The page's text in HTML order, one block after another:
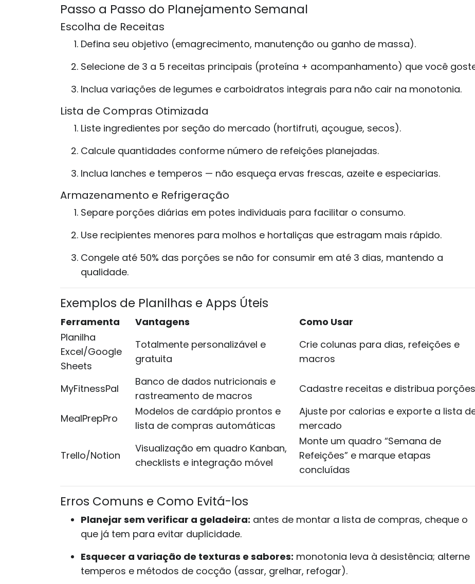
Passo a Passo do Planejamento Semanal
Escolha de Receitas
Defina seu objetivo (emagrecimento, manutenção ou ganho de massa).
Selecione de 3 a 5 receitas principais (proteína + acompanhamento) que você
Inclua variações de legumes e carboidratos integrais para não cair na monotonia.
Lista de Compras Otimizada
Liste ingredientes por seção do mercado (hortifruti, açougue, secos).
Calcule quantidades conforme número de refeições planejadas.
Inclua lanches e temperos — não esqueça ervas frescas, azeite e especiarias.
Armazenamento e Refrigeração
Separe porções diárias em potes individuais para facilitar o consumo.
Use recipientes menores para molhos e hortaliças que estragam mais rápido.
Congele até 50% das porções se não for consumir em até 3 dias, mantendo a
qualidade.
Exemplos de Planilhas e Apps Úteis
Ferramenta Vantagens
Como Usar
Planilha
Excel/Google
Sheets
Totalmente personalizável e
gratuita
Crie colunas para dias, refeições e
macros
MyFitnessPal
Banco de dados nutricionais e
rastreamento de macros
Cadastre receitas e distribua porções
MealPrepPro
Modelos de cardápio prontos e
lista de compras automáticas
Ajuste por calorias e exporte a lista
mercado
Trello/Notion
Visualização em quadro Kanban,
checklists e integração móvel
Monte um quadro “Semana de
Refeições” e marque etapas
concluídas
Erros Comuns e Como Evitá-los
Planejar sem verificar a geladeira: antes de montar a lista de compras, cheque o
que já tem para evitar duplicidade.
Esquecer a variação de texturas e sabores: monotonia leva à desistência; alterne
temperos e métodos de cocção (assar, grelhar, refogar).